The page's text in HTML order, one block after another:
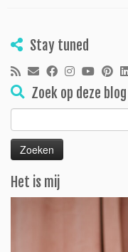
Stay tuned
Zoek op deze blog
Zoeken
naar:
Het is mij